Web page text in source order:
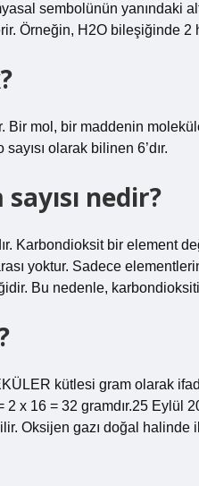
sembolünün yanındaki
Örneğin, H2O bileşiğinde
mol, bir maddenin
olarak bilinen 6’dır.
nedir?
Karbondioksit bir element
yoktur. Sadece
Bu nedenle,
kütlesi gram olarak
x 16 = 32 gramdır.25 Eylül
Oksijen gazı doğal halinde